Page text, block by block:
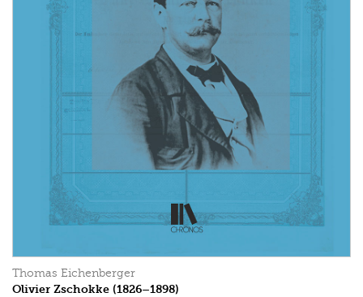
Thomas Eichenberger
Olivier Zschokke (1826–1898)